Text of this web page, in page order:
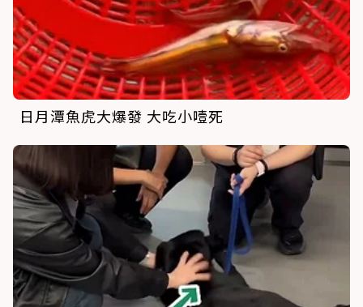
日月潭魚虎大爆發 大吃小噎死